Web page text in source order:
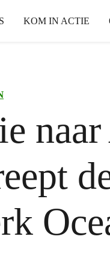
KOM IN ACTIE